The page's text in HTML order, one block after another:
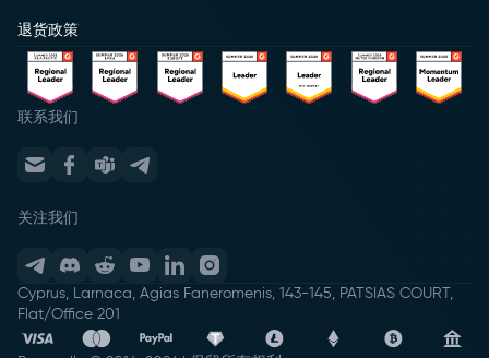
退货政策
联系我们
关注我们
Cyprus, Larnaca, Agias Faneromenis, 143-145, PATSIAS COURT,
Flat/Office 201